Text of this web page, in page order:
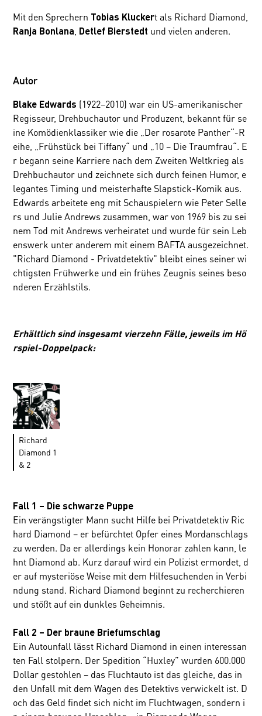
Mit den Sprechern Tobias Kluckertals Richard Diamond,
Ranja Bonlana Detlef Bierstedt und vielen anderen.
Autor
Blake Edwards (1922–2010) war ein US-amerikanischer
Regisseur, Drehbuchautor und Produzent, bekannt für se
ine Komödienklassiker wie die „Der rosarote Panther“-R
eihe, „Frühstück bei Tiffany“ und „10 – Die Traumfrau“. E
r begann seine Karriere nach dem Zweiten Weltkrieg als
Drehbuchautor und zeichnete sich durch feinen Humor, e
legantes Timing und meisterhafte Slapstick-Komik aus.
Edwards arbeitete eng mit Schauspielern wie Peter Selle
rs und Julie Andrews zusammen, war von 1969 bis zu sei
nem Tod mit Andrews verheiratet und wurde für sein Leb
enswerk unter anderem mit einem BAFTA ausgezeichnet.
"Richard Diamond - Privatdetektiv" bleibt eines seiner wi
chtigsten Frühwerke und ein frühes Zeugnis seines beso
nderen Erzählstils.
Erhältlich sind insgesamt vierzehn Fälle, jeweils im Hö
rspiel-Doppelpack:
Richard
Diamond 1
& 2
Fall 1 – Die schwarze Puppe
Ein verängstigter Mann sucht Hilfe bei Privatdetektiv Ric
hard Diamond – er befürchtet Opfer eines Mordanschlags
zu werden. Da er allerdings kein Honorar zahlen kann, le
hnt Diamond ab. Kurz darauf wird ein Polizist ermordet, d
er auf mysteriöse Weise mit dem Hilfesuchenden in Verbi
ndung stand. Richard Diamond beginnt zu recherchieren
und stößt auf ein dunkles Geheimnis.
Fall 2 – Der braune Briefumschlag
Ein Autounfall lässt Richard Diamond in einen interessan
ten Fall stolpern. Der Spedition “Huxley” wurden 600.000
Dollar gestohlen – das Fluchtauto ist das gleiche, das in
den Unfall mit dem Wagen des Detektivs verwickelt ist. D
och das Geld findet sich nicht im Fluchtwagen, sondern i